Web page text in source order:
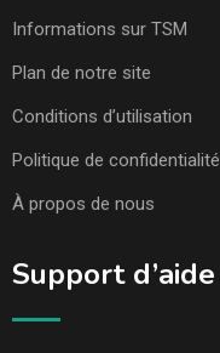
Informations sur TSM
Plan de notre site
Conditions d’utilisation
Politique de confidentialité
À propos de nous
Support d’aide